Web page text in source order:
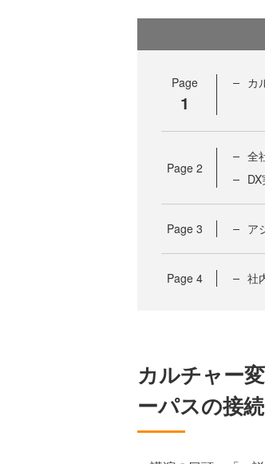
Page
1
カ
Page 2
全
Page 3 ア
Page 4 社
カルチャー
ーパスの接続